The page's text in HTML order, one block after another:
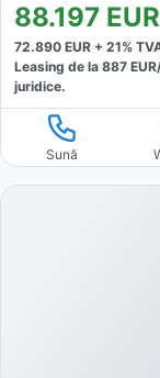
88.197 EUR
72.890 EUR + 21%
Leasing de la 887
juridice.
Sună